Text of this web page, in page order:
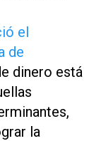
el
de
dinero está
la